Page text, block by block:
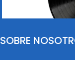
SOBRE